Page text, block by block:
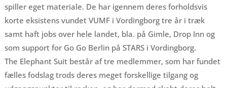
spiller eget materiale. De har igennem deres forholdsvis
korte eksistens vundet VUMF i Vordingborg tre år i træk
samt haft jobs over hele landet, bla. på Gimle, Drop Inn og
som support for Go Go Berlin på STARS i Vordingborg.
The Elephant Suit består af tre medlemmer, som har fundet
fælles fodslag trods deres meget forskellige tilgang og